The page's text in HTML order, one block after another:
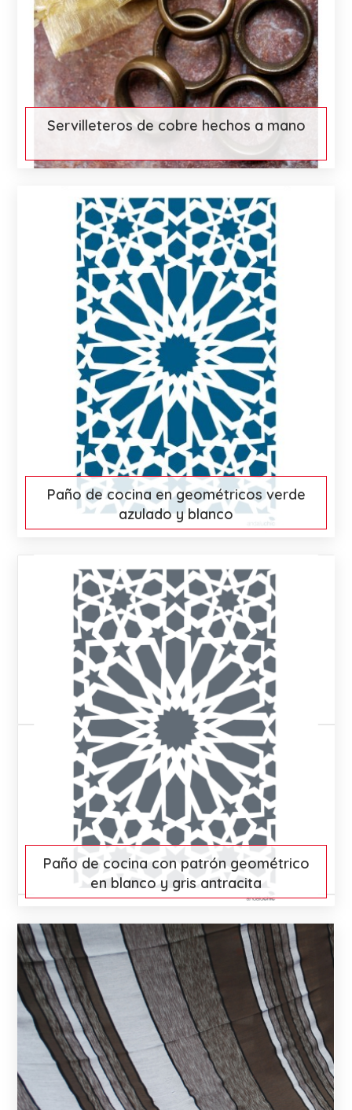
Servilleteros de cobre hechos a mano
Paño de cocina en geométricos verde
azulado y blanco
Paño de cocina con patrón geométrico
en blanco y gris antracita
€ 15 More